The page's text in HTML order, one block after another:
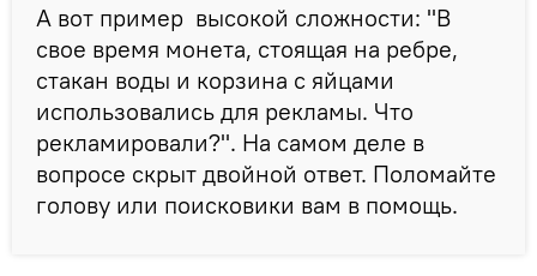
А вот пример высокой сложности: "В
свое время монета, стоящая на ребре,
стакан воды и корзина с яйцами
использовались для рекламы. Что
рекламировали?". На самом деле в
вопросе скрыт двойной ответ. Поломайте
голову или поисковики вам в помощь.